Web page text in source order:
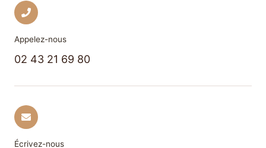
Écrivez-nous
Appelez-nous
02 43 21 69 80